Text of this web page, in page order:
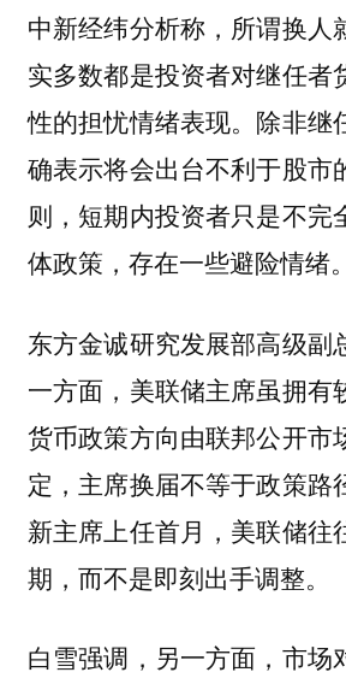
中新经纬分析称，所谓换人
实多数都是投资者对继任者
性的担忧情绪表现。除非继
确表示将会出台不利于股市
则，短期内投资者只是不完
体政策，存在一些避险情绪。
东方金诚研究发展部高级副
一方面，美联储主席虽拥有
货币政策方向由联邦公开市
定，主席换届不等于政策路
新主席上任首月，美联储往
期，而不是即刻出手调整。
白雪强调，另一方面，市场